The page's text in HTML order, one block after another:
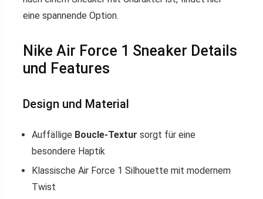
eine spannende Option.
Nike Air Force 1 Sneaker Details
und Features
Design und Material
Auffällige Boucle-Textur sorgt für eine
besondere Haptik
Klassische Air Force 1 Silhouette mit modernem
Twist